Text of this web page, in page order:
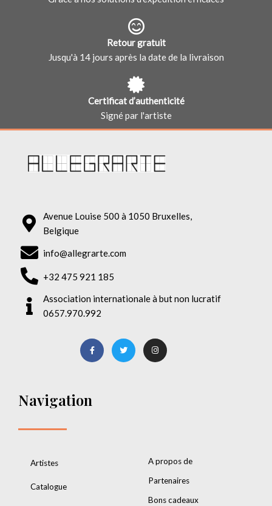
Retour gratuit
Jusqu'à 14 jours après la date de la livraison
Certificat d’authenticité
Signé par l'artiste
Avenue Louise 500 à 1050 Bruxelles,
Belgique
info@allegrarte.com
+32 475 921 185
Association internationale à but non lucratif
0657.970.992
Navigation
Artistes
Catalogue
A propos de
Partenaires
Bons cadeaux